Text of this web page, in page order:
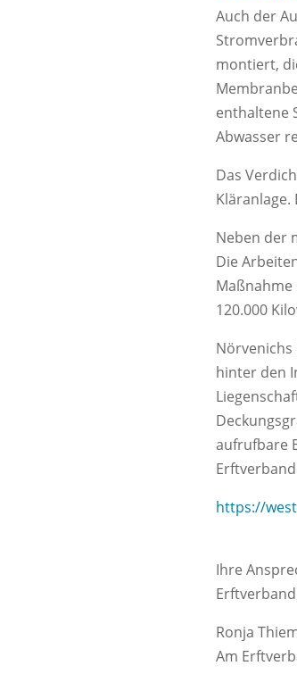
Auch der
montiert,
enthaltene
Abwasser
Das
Neben der
Die
120.000
hinter den
aufrufbare
https://
Ihre
Ronja
Am